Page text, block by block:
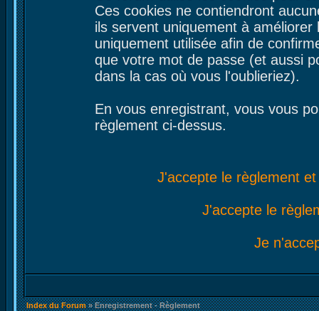
Ces cookies ne contiendront
ils servent uniquement à
uniquement utilisée afin de
que votre mot de passe (et aussi
dans la cas où vous l'oublieriez).
En vous enregistrant, vous vous
règlement ci-dessus.
J'accepte le règlement
J'accepte le
Je
Index du Forum» Enregistrement - Règlement